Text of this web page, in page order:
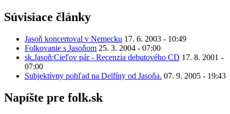
Súvisiace články
Jasoň koncertoval v Nemecku 17. 6. 2003 - 10:49
Folkovanie s Jasoňom 25. 3. 2004 - 07:00
sk.Jasoň:Cieľov pár - Recenzia debutového CD 17. 8. 2001 -
07:00
Subjektívny pohľad na Delfíny od Jasoňa. 07. 9. 2005 - 19:43
Napíšte pre folk.sk